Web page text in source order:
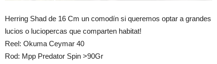
Herring Shad de 16 Cm un comodín si queremos optar a grandes
lucios o luciopercas que comparten habitat!
Reel: Okuma Ceymar 40
Rod: Mpp Predator Spin >90Gr